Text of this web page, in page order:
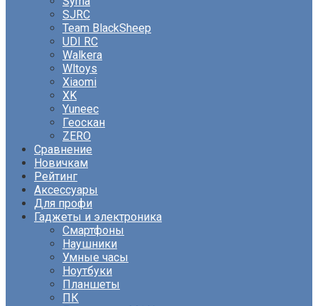
SJRC
Team BlackSheep
UDI RC
Walkera
Wltoys
Xiaomi
XK
Yuneec
Геоскан
ZERO
Сравнение
Новичкам
Рейтинг
Аксессуары
Для профи
Гаджеты и электроника
Смартфоны
Наушники
Умные часы
Ноутбуки
Планшеты
ПК